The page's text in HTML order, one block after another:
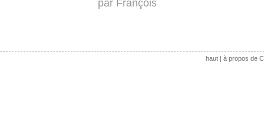
par François
haut| à propos de